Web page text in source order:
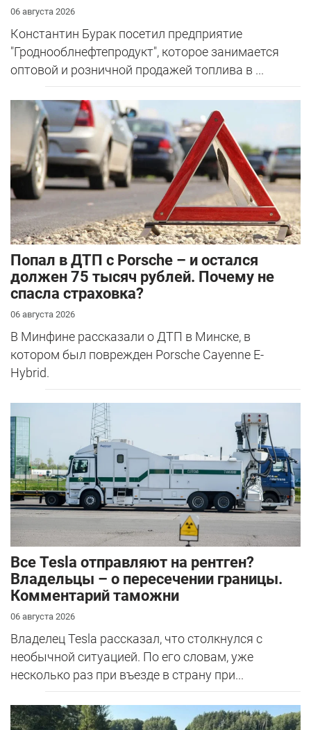
06 августа 2026
Константин Бурак посетил предприятие
"Гроднооблнефтепродукт", которое занимается
оптовой и розничной продажей топлива в ...
​Попал в ДТП с Porsche – и остался
должен 75 тысяч рублей. Почему не
спасла страховка?
06 августа 2026
В Минфине рассказали о ДТП в Минске, в
котором был поврежден Porsche Cayenne E-
Hybrid.
Все Tesla отправляют на рентген?
Владельцы – о пересечении границы.
Комментарий таможни
06 августа 2026
Владелец Tesla рассказал, что столкнулся с
необычной ситуацией. По его словам, уже
несколько раз при въезде в страну при...